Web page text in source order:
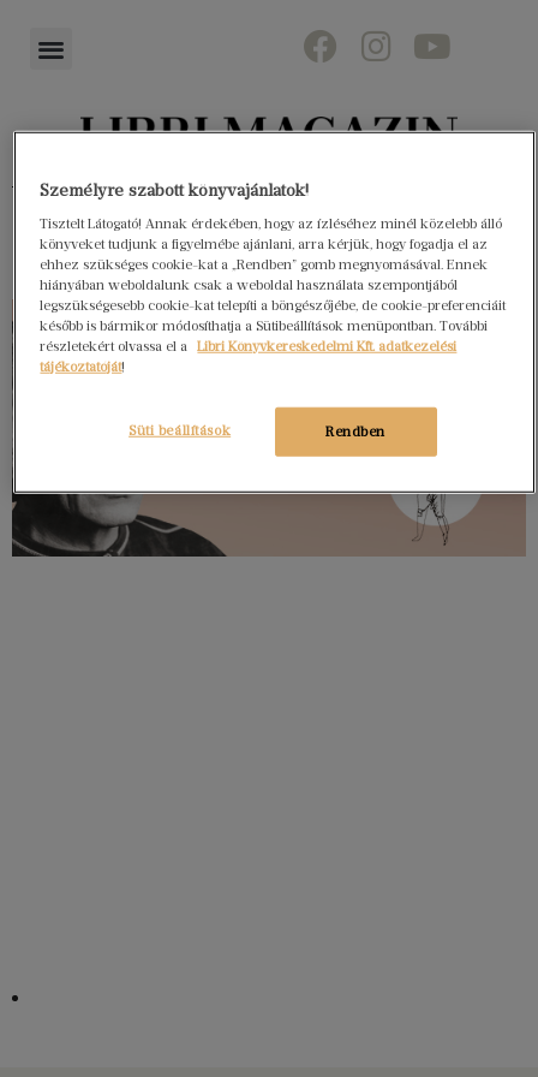
Könyvektől az olvasókig
Személyre szabott könyvajánlatok!
Tisztelt Látogató! Annak érdekében, hogy az ízléséhez minél közelebb álló
könyveket tudjunk a figyelmébe ajánlani, arra kérjük, hogy fogadja el az
ehhez szükséges cookie-kat a „Rendben” gomb megnyomásával. Ennek
hiányában weboldalunk csak a weboldal használata szempontjából
legszükségesebb cookie-kat telepíti a böngészőjébe, de cookie-preferenciáit
később is bármikor módosíthatja a Sütibeállítások menüpontban. További
részletekért olvassa el a
Libri Könyvkereskedelmi Kft. adatkezelési
tájékoztatóját!
Rendben
Süti beállítások